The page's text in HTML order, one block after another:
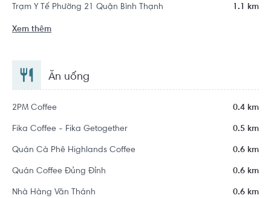
Trạm Y Tế Phường 21 Quận Bình Thạnh 1.1 km
Xem thêm
Ăn uống
2PM Coffee 0.4 km
Fika Coffee - Fika Getogether 0.5 km
Quán Cà Phê Highlands Coffee 0.6 km
Quán Coffee Đủng Đỉnh 0.6 km
Nhà Hàng Văn Thánh 0.6 km